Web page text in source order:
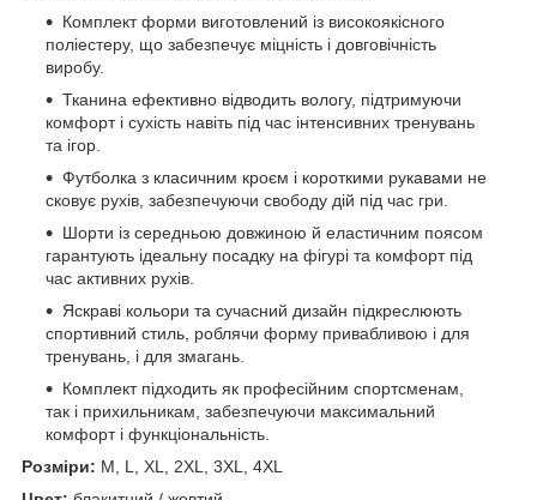
Комплект форми виготовлений із високоякісного
поліестеру, що забезпечує міцність і довговічність
виробу.
Тканина ефективно відводить вологу, підтримуючи
комфорт і сухість навіть під час інтенсивних тренувань
та ігор.
Футболка з класичним кроєм і короткими рукавами не
сковує рухів, забезпечуючи свободу дій під час гри.
Шорти із середньою довжиною й еластичним поясом
гарантують ідеальну посадку на фігурі та комфорт під
час активних рухів.
Яскраві кольори та сучасний дизайн підкреслюють
спортивний стиль, роблячи форму привабливою і для
тренувань, і для змагань.
Комплект підходить як професійним спортсменам,
так і прихильникам, забезпечуючи максимальний
комфорт і функціональність.
Розміри: M, L, XL, 2XL, 3XL, 4XL